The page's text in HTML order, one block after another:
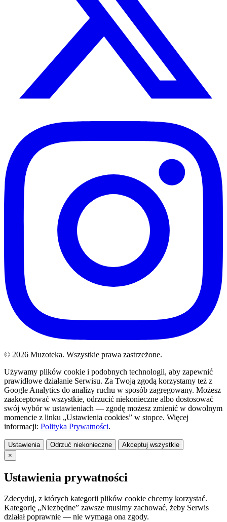
© 2026 Muzoteka. Wszystkie prawa zastrzeżone.
Używamy plików cookie i podobnych technologii, aby zapewnić
prawidłowe działanie Serwisu. Za Twoją zgodą korzystamy też z
Google Analytics do analizy ruchu w sposób zagregowany. Możesz
zaakceptować wszystkie, odrzucić niekonieczne albo dostosować
swój wybór w ustawieniach — zgodę możesz zmienić w dowolnym
momencie z linku „Ustawienia cookies” w stopce. Więcej
informacji: Polityka Prywatności.
Ustawienia Odrzuć niekonieczne
Akceptuj wszystkie
×
Ustawienia prywatności
Zdecyduj, z których kategorii plików cookie chcemy korzystać.
Kategorię „Niezbędne” zawsze musimy zachować, żeby Serwis
działał poprawnie — nie wymaga ona zgody.